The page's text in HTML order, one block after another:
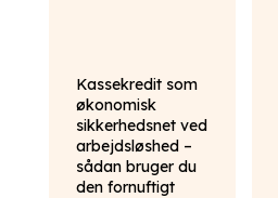
Kassekredit som
økonomisk
sikkerhedsnet ved
arbejdsløshed –
sådan bruger du
den fornuftigt